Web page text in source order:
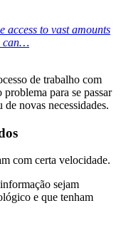
access to vast amounts
can…
de trabalho com
para se passar
novas necessidades.
com certa velocidade.
sejam
e que tenham